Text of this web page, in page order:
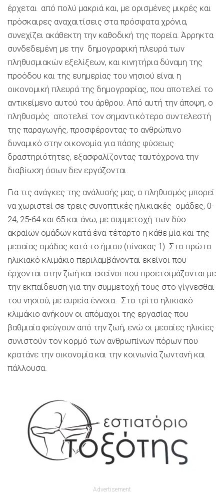
έρχεται από πολύ μακριά και, με ορισμένες μικρές και
πρόσκαιρες αναχαιτίσεις στα πρόσφατα χρόνια,
συνεχίζει ακάθεκτη την καθοδική της πορεία. Άρρηκτα
συνδεδεμένη με την δημογραφική πλευρά των
πληθυσμιακών εξελίξεων, και κινητήρια δύναμη της
προόδου και της ευημερίας του νησιού είναι η
οικονομική πλευρά της δημογραφίας, που αποτελεί το
αντικείμενο αυτού του άρθρου. Από αυτή την άποψη, ο
πληθυσμός αποτελεί τον σημαντικότερο συντελεστή
της παραγωγής, προσφέροντας το ανθρώπινο
δυναμικό στην οικονομία για πάσης φύσεως
δραστηριότητες, εξασφαλίζοντας ταυτόχρονα την
διαβίωση όσων δεν εργάζονται.
Για τις ανάγκες της ανάλυσής μας, ο πληθυσμός μπορεί
να χωριστεί σε τρεις συνοπτικές ηλικιακές ομάδες, 0-
24, 25-64 και 65 και άνω, με συμμετοχή των δύο
ακραίων ομάδων κατά ένα-τέταρτο η κάθε μία και της
μεσαίας ομάδας κατά το ήμισυ (πίνακας 1). Στο πρώτο
ηλικιακό κλιμάκιο περιλαμβάνονται εκείνοι που
έρχονται στην ζωή και εκείνοι που προετοιμάζονται με
την εκπαίδευση για την συμμετοχή τους στο γίγνεσθαι
του νησιού, με ευρεία έννοια. Στο τρίτο ηλικιακό
κλιμάκιο ανήκουν οι απόμαχοι της εργασίας που
βαθμιαία φεύγουν από την ζωή, ενώ οι μεσαίες ηλικίες
συνιστούν τον κορμό των ανθρωπίνων πόρων που
κρατάνε την οικονομία και την κοινωνία ζωντανή και
πάλλουσα.
Advertisement